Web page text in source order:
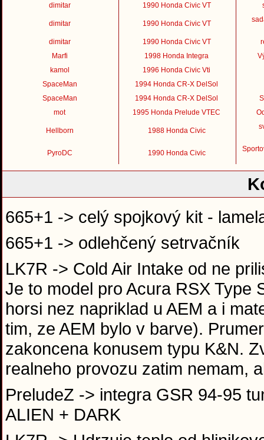
dimitar 1990 Honda Civic VT
dimitar 1990 Honda Civic VT
dimitar 1990 Honda Civic VT
Marfi
1998 Honda Integra
kamol
1996 Honda Civic Vti
SpaceMan
1994 Honda CR-X DelSol
SpaceMan
1994 Honda CR-X DelSol
mot
1995 Honda Prelude VTEC
Hellborn 1988 Honda Civic
PyroDC 1990 Honda Civic
665+1 -> celý spojkový kit -
665+1 -> odlehčený setrvačník
LK7R -> Cold Air Intake od ne
Je to model pro Acura RSX Type
horsi nez napriklad u AEM a i
tim, ze AEM bylo v barve).
zakoncena konusem typu K&N.
realneho provozu zatim nemam,
PreludeZ -> integra GSR 94-95
ALIEN + DARK